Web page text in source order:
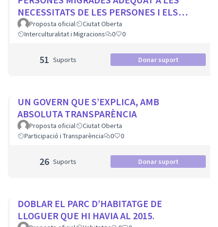
NECESSITATS DE LES PERSONES I ELS
MUNICIPIS
Proposta oficial
Ciutat Oberta
Interculturalitat i Migracions
0 0
51 Suports Donar suport
UN GOVERN QUE S’EXPLICA, AMB
ABSOLUTA TRANSPARÈNCIA
Proposta oficial
Ciutat Oberta
Participació i Transparència
0 0
26 Suports Donar suport
DOBLAR EL PARC D’HABITATGE DE
LLOGUER QUE HI HAVIA AL 2015.